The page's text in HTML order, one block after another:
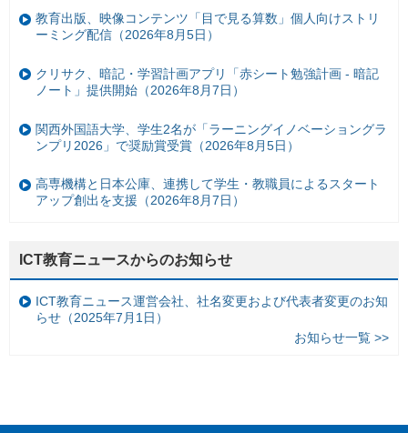
教育出版、映像コンテンツ「目で見る算数」個人向けストリ
ーミング配信（2026年8月5日）
クリサク、暗記・学習計画アプリ「赤シート勉強計画 - 暗記
ノート」提供開始（2026年8月7日）
関西外国語大学、学生2名が「ラーニングイノベーショングラ
ンプリ2026」で奨励賞受賞（2026年8月5日）
高専機構と日本公庫、連携して学生・教職員によるスタート
アップ創出を支援（2026年8月7日）
ICT教育ニュースからのお知らせ
ICT教育ニュース運営会社、社名変更および代表者変更のお知
らせ（2025年7月1日）
お知らせ一覧 >>